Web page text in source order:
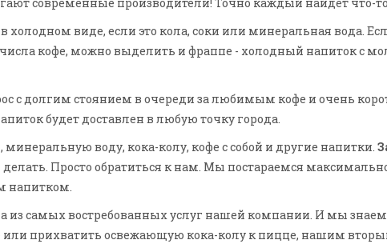
виде, если это кола, соки или минеральная вода.
кофе, можно выделить и фраппе - холодный напиток с
с долгим стоянием в очереди за любимым кофе и очень
будет доставлен в любую точку города.
воду, кока-колу, кофе с собой и другие напитки.
делать. Просто обратиться к нам. Мы постараемся
напитком.
из самых востребованных услуг нашей компании. И мы
или прихватить освежающую кока-колу к пицце, нашим